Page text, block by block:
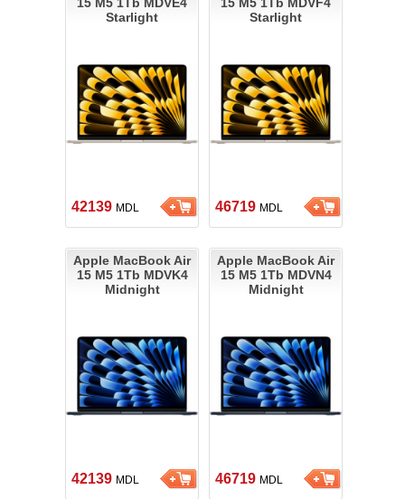
Starlight
42139 MDL
Starlight
46719 MDL
Apple MacBook Air
15 M5 1Tb MDVK4
Midnight
42139 MDL
Apple MacBook Air
15 M5 1Tb MDVN4
Midnight
46719 MDL